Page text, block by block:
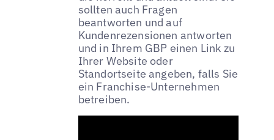
sollten auch Fragen
beantworten und auf
Kundenrezensionen antworten
und in Ihrem GBP einen Link zu
Ihrer Website oder
Standortseite angeben, falls Sie
ein Franchise-Unternehmen
betreiben.